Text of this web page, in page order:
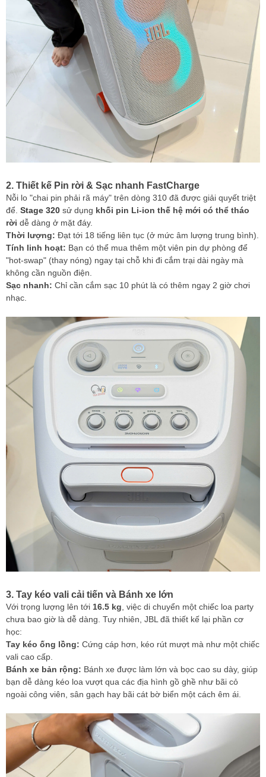
2. Thiết kế Pin rời & Sạc nhanh FastCharge
Nỗi lo "chai pin phải rã máy" trên dòng 310 đã được giải quyết triệt
để. Stage 320 sử dụng khối pin Li-ion thế hệ mới có thể tháo
rời dễ dàng ở mặt đáy.
Thời lượng: Đạt tới 18 tiếng liên tục (ở mức âm lượng trung bình).
Tính linh hoạt: Bạn có thể mua thêm một viên pin dự phòng để
"hot-swap" (thay nóng) ngay tại chỗ khi đi cắm trại dài ngày mà
không cần nguồn điện.
Sạc nhanh: Chỉ cần cắm sạc 10 phút là có thêm ngay 2 giờ chơi
nhạc.
3. Tay kéo vali cải tiến và Bánh xe lớn
Với trọng lượng lên tới 16.5 kg , việc di chuyển một chiếc loa party
chưa bao giờ là dễ dàng. Tuy nhiên, JBL đã thiết kế lại phần cơ
học:
Tay kéo ống lồng: Cứng cáp hơn, kéo rút mượt mà như một chiếc
vali cao cấp.
Bánh xe bản rộng: Bánh xe được làm lớn và bọc cao su dày, giúp
bạn dễ dàng kéo loa vượt qua các địa hình gồ ghề như bãi cỏ
ngoài công viên, sân gạch hay bãi cát bờ biển một cách êm ái.